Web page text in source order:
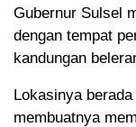
Gubernur Sulsel
dengan tempat
kandungan
Lokasinya
membuatnya